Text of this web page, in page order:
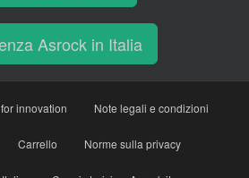
Asrock in Italia
innovation Note legali e condizioni
Carrello Norme sulla privacy